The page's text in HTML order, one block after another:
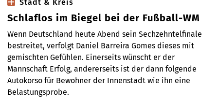
Stadt & Kreis
Schlaflos im Biegel bei der Fußball-WM
Wenn Deutschland heute Abend sein Sechzehntelfinale
bestreitet, verfolgt Daniel Barreira Gomes dieses mit
gemischten Gefühlen. Einerseits wünscht er der
Mannschaft Erfolg, andererseits ist der dann folgende
Autokorso für Bewohner der Innenstadt wie ihn eine
Belastungsprobe.